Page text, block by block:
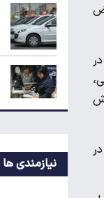
در
نیازمندی ها